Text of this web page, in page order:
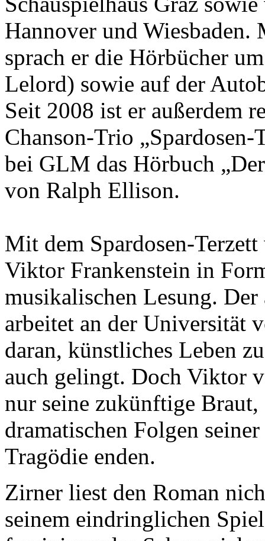
Hannover und Wiesbaden.
sprach er die Hörbücher
Lelord) sowie auf der
Seit 2008 ist er außerdem
Chanson-Trio „Spardosen-
bei GLM das Hörbuch
von Ralph Ellison.
Mit dem Spardosen-
Viktor Frankenstein in
musikalischen Lesung. Der
arbeitet an der Universität
daran, künstliches Leben
auch gelingt. Doch Viktor
nur seine zukünftige Braut,
dramatischen Folgen
Tragödie enden.
Zirner liest den Roman
seinem eindringlichen